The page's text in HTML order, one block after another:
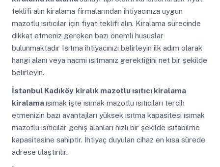
teklifi alın kiralama firmalarından ihtiyacınıza uygun
mazotlu ısıtıcılar için fiyat teklifi alın. Kiralama sürecinde
dikkat etmeniz gereken bazı önemli hususlar
bulunmaktadır Isıtma ihtiyacınızı belirleyin ilk adım olarak
hangi alanı veya hacmi ısıtmanız gerektiğini net bir şekilde
belirleyin.
İstanbul Kadıköy kiralık mazotlu ısıtıcı kiralama
kiralamaısımak işte ısımak mazotlu ısıtıcıları tercih
etmenizin bazı avantajları yüksek ısıtma kapasitesi ısımak
mazotlu ısıtıcılar geniş alanları hızlı bir şekilde ısıtabilme
kapasitesine sahiptir. İhtiyaç duyulan cihaz en kısa sürede
adrese ulaştırılır.